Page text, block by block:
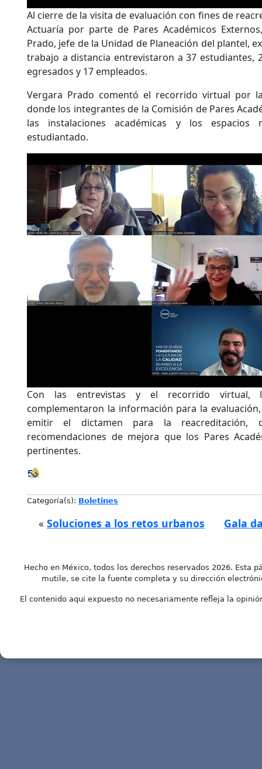
Al cierre de la visita de evaluación con fines de
Actuaría por parte de Pares Académicos
Prado, jefe de la Unidad de Planeación del plantel,
trabajo a distancia entrevistaron a 37 estudiantes,
egresados y 17 empleados.
Vergara Prado comentó el recorrido virtual por
donde los integrantes de la Comisión de Pares
las instalaciones académicas y los espacios
estudiantado.
Con las entrevistas y el recorrido virtual,
complementaron la información para la
emitir el dictamen para la reacreditación,
recomendaciones de mejora que los Pares
pertinentes.
Categoría(s): Boletines
« Soluciones a los retos urbanos Gala
Hecho en México, todos los derechos reservados 2026. Esta
mutile, se cite la fuente completa y su dirección
El contenido aquí expuesto no necesariamente refleja la